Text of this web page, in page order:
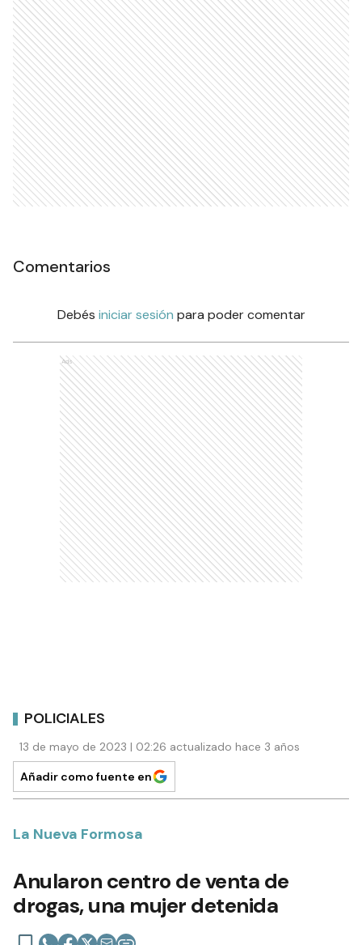
Comentarios
Debés iniciar sesión para poder comentar
Ads
POLICIALES
13 de mayo de 2023 | 02:26 actualizado hace 3 años
Añadir como fuente en
La Nueva Formosa
Anularon centro de venta de
drogas, una mujer detenida